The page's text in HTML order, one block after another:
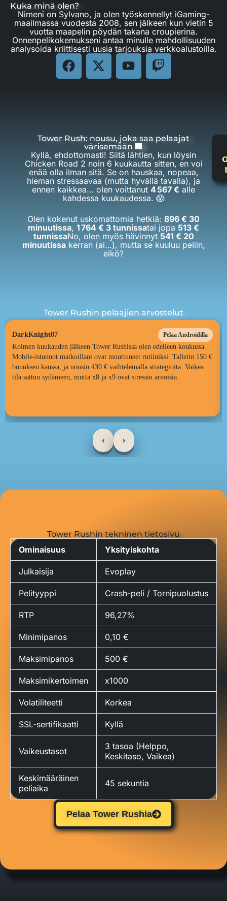
Kuka minä olen?
Nimeni on Sylvano, ja olen työskennellyt iGaming-
maailmassa vuodesta 2008, sen jälkeen kun vietin 5
vuotta maapelin pöydän takana croupierina.
Onnenpelikokemukseni antaa minulle mahdollisuuden
analysoida kriittisesti uusia tarjouksia verkkoalustoilla.
Tower Rush: nousu, joka saa pelaajat
värisemään 🏢
Kyllä, ehdottomasti! Siitä lähtien, kun löysin
Chicken Road 2 noin 6 kuukautta sitten, en voi
enää olla ilman sitä. Se on hauskaa, nopeaa,
hieman stressaavaa (mutta hyvällä tavalla), ja
ennen kaikkea… olen voittanut 4 567 € alle
kahdessa kuukaudessa. 😱
Olen kokenut uskomattomia hetkiä: 896 € 30
minuutissa, 1 764 € 3 tunnissatai jopa 513 €
tunnissaNo, olen myös hävinnyt541 € 20
minuutissakerran (ai…), mutta se kuuluu peliin,
eikö?
Tower Rushin pelaajien arvostelut
DarkKnight87 Pelaa Androidilla
Kolmen kuukauden jälkeen Tower Rushissa olen edelleen koukussa.
Mobile-istunnot matkoillani ovat muuttuneet rutiiniksi. Talletin 150 €
bonuksen kanssa, ja nousin 430 € vaihtelemalla strategioita. Vaikea
tila sattuu sydämeen, mutta x8 ja x9 ovat stressin arvoisia.
‹ ›
Tower Rushin tekninen tietosivu
Ominaisuus Yksityiskohta
Julkaisija Evoplay
Pelityyppi Crash-peli / Tornipuolustus
RTP 96,27%
Minimipanos 0,10 €
Maksimipanos 500 €
Maksimikertoimen x1000
Volatiliteetti Korkea
SSL-sertifikaatti Kyllä
Vaikeustasot
3 tasoa (Helppo,
Keskitaso, Vaikea)
Keskimääräinen
peliaika
45 sekuntia
Pelaa Tower Rushia